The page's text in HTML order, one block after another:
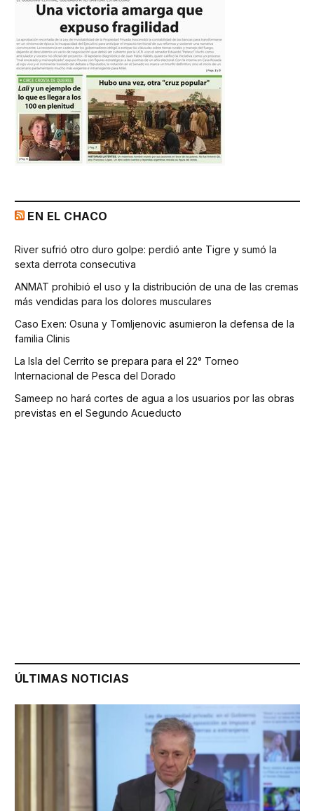
EN EL CHACO
River sufrió otro duro golpe: perdió ante Tigre y sumó la
sexta derrota consecutiva
ANMAT prohibió el uso y la distribución de una de las cremas
más vendidas para los dolores musculares
Caso Exen: Osuna y Tomljenovic asumieron la defensa de la
familia Clinis
La Isla del Cerrito se prepara para el 22° Torneo
Internacional de Pesca del Dorado
Sameep no hará cortes de agua a los usuarios por las obras
previstas en el Segundo Acueducto
ÚLTIMAS NOTICIAS